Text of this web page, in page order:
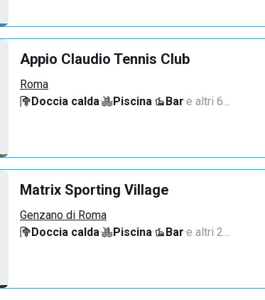
Appio Claudio Tennis Club
Roma
Doccia calda· Piscina· Bar·e altri 6…
Matrix Sporting Village
Genzano di Roma
Doccia calda· Piscina· Bar·e altri 2…